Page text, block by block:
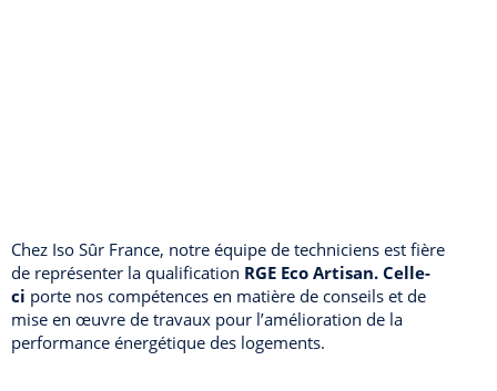
Chez Iso Sûr France, notre équipe de techniciens est fière
de représenter la qualification RGE Eco Artisan. Celle-
ci porte nos compétences en matière de conseils et de
mise en œuvre de travaux pour l’amélioration de la
performance énergétique des logements.